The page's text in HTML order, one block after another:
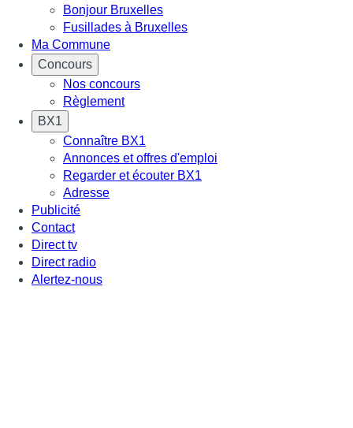
Bonjour Bruxelles
Fusillades à Bruxelles
Ma Commune
Concours
Nos concours
Règlement
BX1
Connaître BX1
Annonces et offres d'emploi
Regarder et écouter BX1
Adresse
Publicité
Contact
Direct tv
Direct radio
Alertez-nous